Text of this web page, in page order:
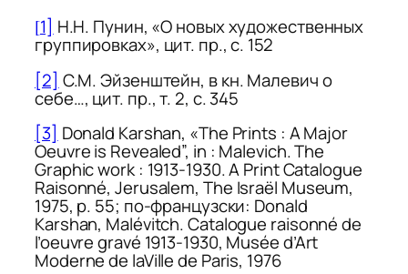
[1] Н.Н. Пунин, «О новых художественных
группировках», цит. пр., с. 152
[2] С.М. Эйзенштейн, в кн.Малевич о
себе…, цит. пр., т. 2, с. 345
[3] Donald Karshan, «The Prints : A Major
Oeuvre is Revealed”, in : Malevich. The
Graphic work : 1913-1930. A Print Catalogue
Raisonné, Jerusalem, The Israël Museum,
1975, p. 55; по-французски: Donald
Karshan, Malévitch.Catalogue raisonné de
l’oeuvre gravé 1913-1930, Musée d’Art
Moderne de laVille de Paris, 1976